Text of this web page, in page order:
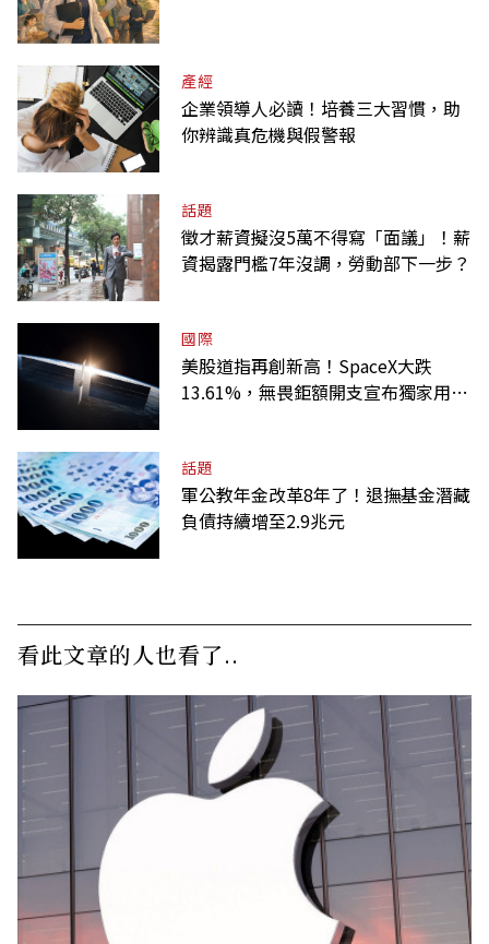
產經
企業領導人必讀！培養三大習慣，助
你辨識真危機與假警報
話題
徵才薪資擬沒5萬不得寫「面議」！薪
資揭露門檻7年沒調，勞動部下一步？
國際
美股道指再創新高！SpaceX大跌
13.61%，無畏鉅額開支宣布獨家用輝
話題
軍公教年金改革8年了！退撫基金潛藏
負債持續增至2.9兆元
看此文章的人也看了..